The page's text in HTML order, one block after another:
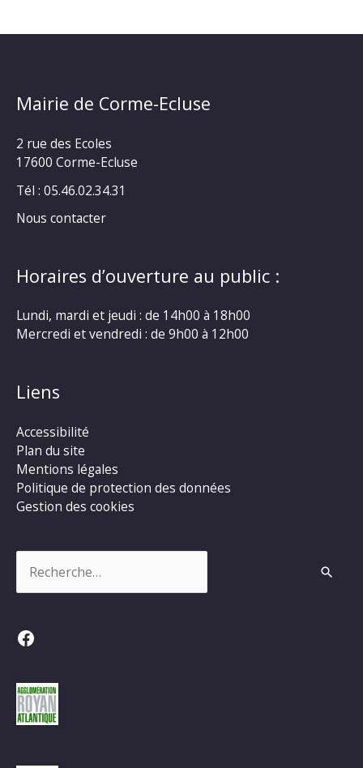
Mairie de Corme-Ecluse
2 rue des Ecoles
17600 Corme-Ecluse
Tél : 05.46.02.34.31
Nous contacter
Horaires d’ouverture au public :
Lundi, mardi et jeudi : de 14h00 à 18h00
Mercredi et vendredi : de 9h00 à 12h00
Liens
Accessibilité
Plan du site
Mentions légales
Politique de protection des données
Gestion des cookies
Facebook